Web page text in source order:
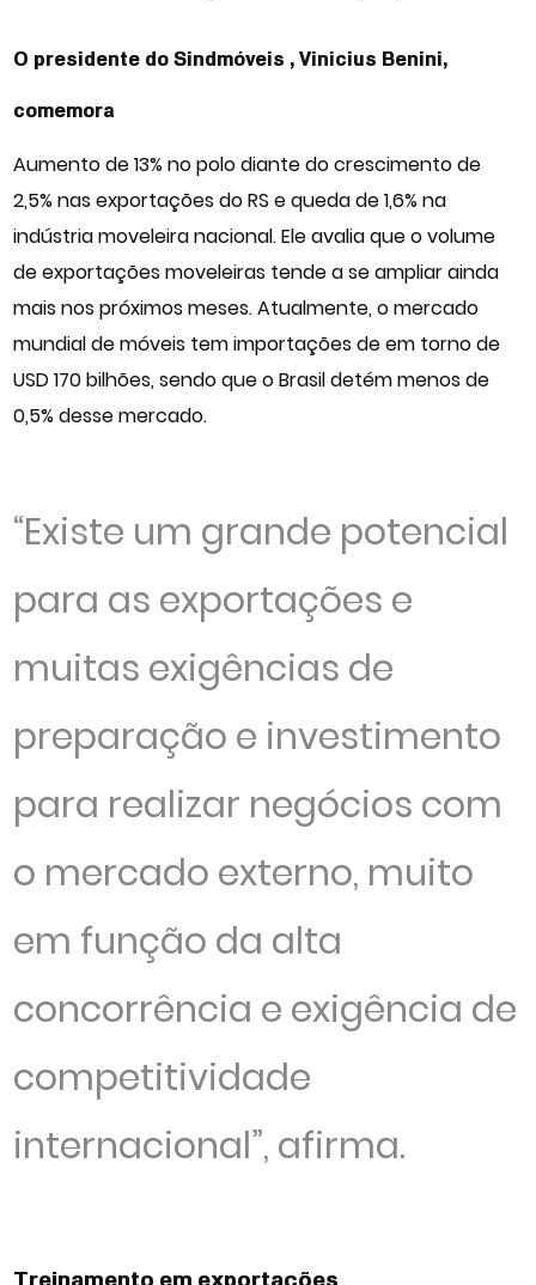
O presidente do Sindmóveis , Vinicius Benini,
comemora
Aumento de 13% no polo diante do crescimento de
2,5% nas exportações do RS e queda de 1,6% na
indústria moveleira nacional. Ele avalia que o volume
de exportações moveleiras tende a se ampliar ainda
mais nos próximos meses. Atualmente, o mercado
mundial de móveis tem importações de em torno de
USD 170 bilhões, sendo que o Brasil detém menos de
0,5% desse mercado.
“Existe um grande potencial
para as exportações e
muitas exigências de
preparação e investimento
para realizar negócios com
o mercado externo, muito
em função da alta
concorrência e exigência de
competitividade
internacional”, afirma.
Treinamento em exportações